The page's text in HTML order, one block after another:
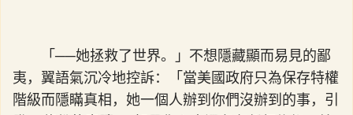
「──她拯救了世界。」不想隱藏顯而易見的鄙
夷，翼語氣沉冷地控訴：「當美國政府只為保存特權
階級而隱瞞真相，她一個人辦到你們沒辦到的事，引